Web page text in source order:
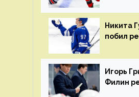
Никита
побил
у
Игорь
Филин